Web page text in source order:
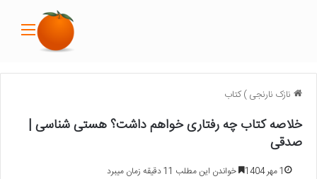
نازک نارنجی)کتاب
خلاصه کتاب چه رفتاری خواهم داشت؟ هستی شناسی |
صدقی
1 مهر 1404 خواندن این مطلب 11 دقیقه زمان میبرد